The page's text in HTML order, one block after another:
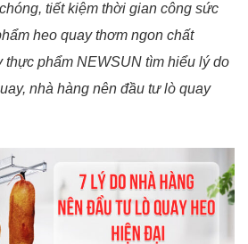
tiết kiệm thời gian công sức
heo quay thơm ngon chất
phẩm NEWSUN tìm hiểu lý do
nhà hàng nên đầu tư lò quay